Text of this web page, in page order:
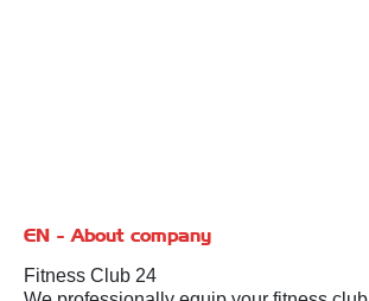
EN - About company
Fitness Club 24